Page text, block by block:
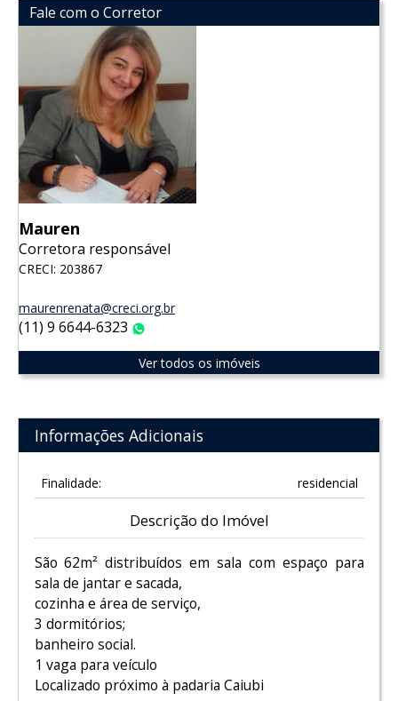
Fale com o Corretor
Mauren
Corretora responsável
CRECI: 203867
maurenrenata@creci.org.br
(11) 9 6644-6323
Ver todos os imóveis
Informações Adicionais
Finalidade: residencial
Descrição do Imóvel
São 62m² distribuídos em sala com espaço para
sala de jantar e sacada,
cozinha e área de serviço,
3 dormitórios;
banheiro social.
1 vaga para veículo
Localizado próximo à padaria Caiubi